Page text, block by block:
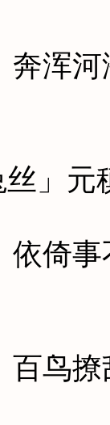
浑河
」元
倚事
鸟撩